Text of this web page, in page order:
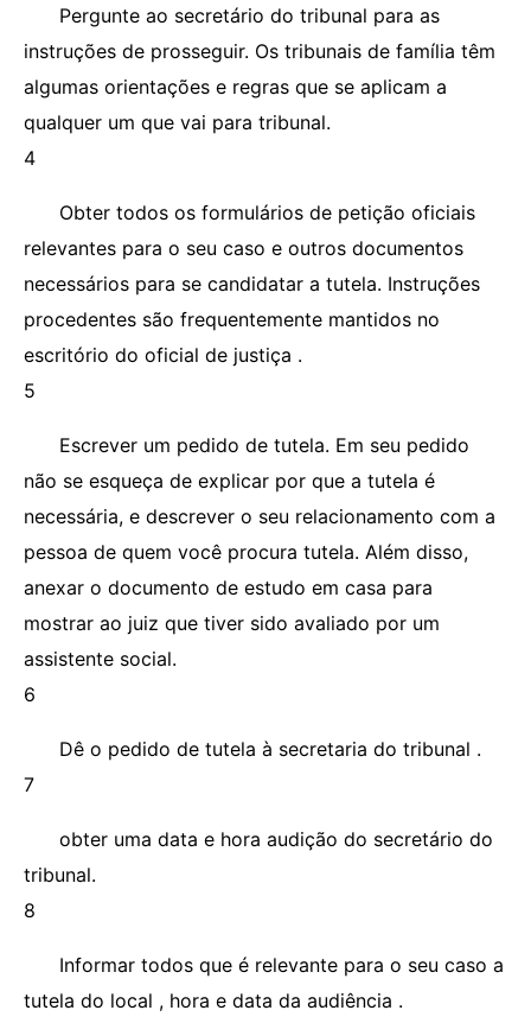
Pergunte ao secretário do tribunal para as
instruções de prosseguir. Os tribunais de família têm
algumas orientações e regras que se aplicam a
qualquer um que vai para tribunal.
4
Obter todos os formulários de petição oficiais
relevantes para o seu caso e outros documentos
necessários para se candidatar a tutela. Instruções
procedentes são frequentemente mantidos no
escritório do oficial de justiça .
5
Escrever um pedido de tutela. Em seu pedido
não se esqueça de explicar por que a tutela é
necessária, e descrever o seu relacionamento com a
pessoa de quem você procura tutela. Além disso,
anexar o documento de estudo em casa para
mostrar ao juiz que tiver sido avaliado por um
assistente social.
6
Dê o pedido de tutela à secretaria do tribunal .
7
obter uma data e hora audição do secretário do
tribunal.
8
Informar todos que é relevante para o seu caso a
tutela do local , hora e data da audiência .